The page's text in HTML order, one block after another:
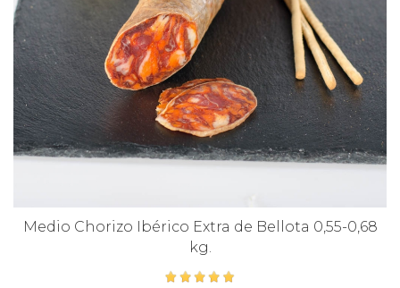
Medio Chorizo Ibérico Extra de Bellota 0,55-0,68
kg.